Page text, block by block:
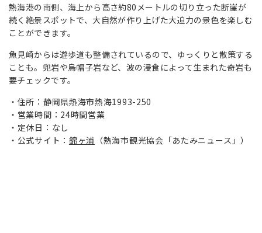
熱海港の南側、海上から高さ約80メートルの切り立った断崖が
続く絶景スポットで、大自然が作り上げた大迫力の景色を楽しむ
ことができます。
魚見崎からは遊歩道も整備されているので、ゆっくりと散策する
ことも。兜岩や烏帽子岩など、波の浸食によって生まれた奇岩も
要チェックです。
住所：静岡県熱海市熱海1993-250
営業時間：24時間営業
定休日：なし
公式サイト： 錦ヶ浦 （熱海市観光協会「あたみニュース」）